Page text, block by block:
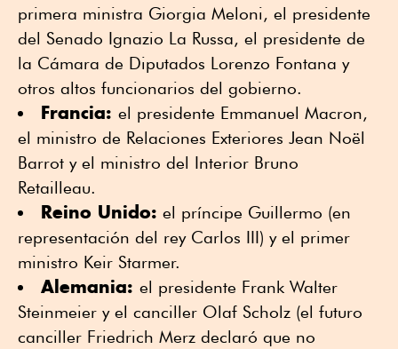
primera ministra Giorgia Meloni, el presidente
del Senado Ignazio La Russa, el presidente de
la Cámara de Diputados Lorenzo Fontana y
otros altos funcionarios del gobierno.
Francia: el presidente Emmanuel Macron,
el ministro de Relaciones Exteriores Jean Noël
Barrot y el ministro del Interior Bruno
Retailleau.
Reino Unido: el príncipe Guillermo (en
representación del rey Carlos III) y el primer
ministro Keir Starmer.
Alemania: el presidente Frank Walter
Steinmeier y el canciller Olaf Scholz (el futuro
canciller Friedrich Merz declaró que no